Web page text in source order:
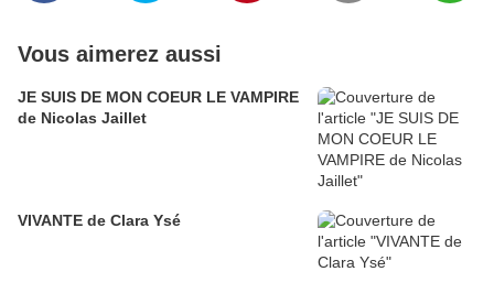
Vous aimerez aussi
JE SUIS DE MON COEUR LE VAMPIRE
de Nicolas Jaillet
VIVANTE de Clara Ysé